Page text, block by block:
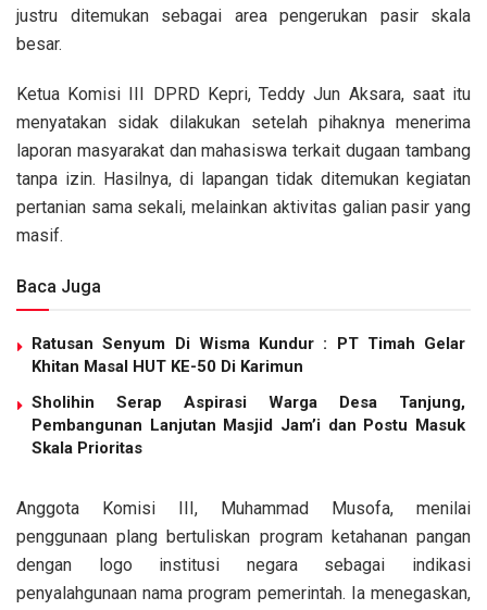
justru ditemukan sebagai area pengerukan pasir skala
besar.
Ketua Komisi III DPRD Kepri, Teddy Jun Aksara, saat itu
menyatakan sidak dilakukan setelah pihaknya menerima
laporan masyarakat dan mahasiswa terkait dugaan tambang
tanpa izin. Hasilnya, di lapangan tidak ditemukan kegiatan
pertanian sama sekali, melainkan aktivitas galian pasir yang
masif.
Baca Juga
Ratusan Senyum Di Wisma Kundur : PT Timah Gelar
Khitan Masal HUT KE-50 Di Karimun
Sholihin Serap Aspirasi Warga Desa Tanjung,
Pembangunan Lanjutan Masjid Jam’i dan Postu Masuk
Skala Prioritas
Anggota Komisi III, Muhammad Musofa, menilai
penggunaan plang bertuliskan program ketahanan pangan
dengan logo institusi negara sebagai indikasi
penyalahgunaan nama program pemerintah. Ia menegaskan,